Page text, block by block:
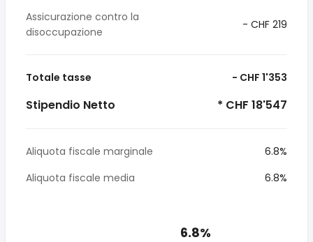
Assicurazione contro la
disoccupazione
- CHF 219
Totale tasse - CHF 1'353
Stipendio Netto * CHF 18'547
Aliquota fiscale marginale
6.8%
Aliquota fiscale media
6.8%
6.8%